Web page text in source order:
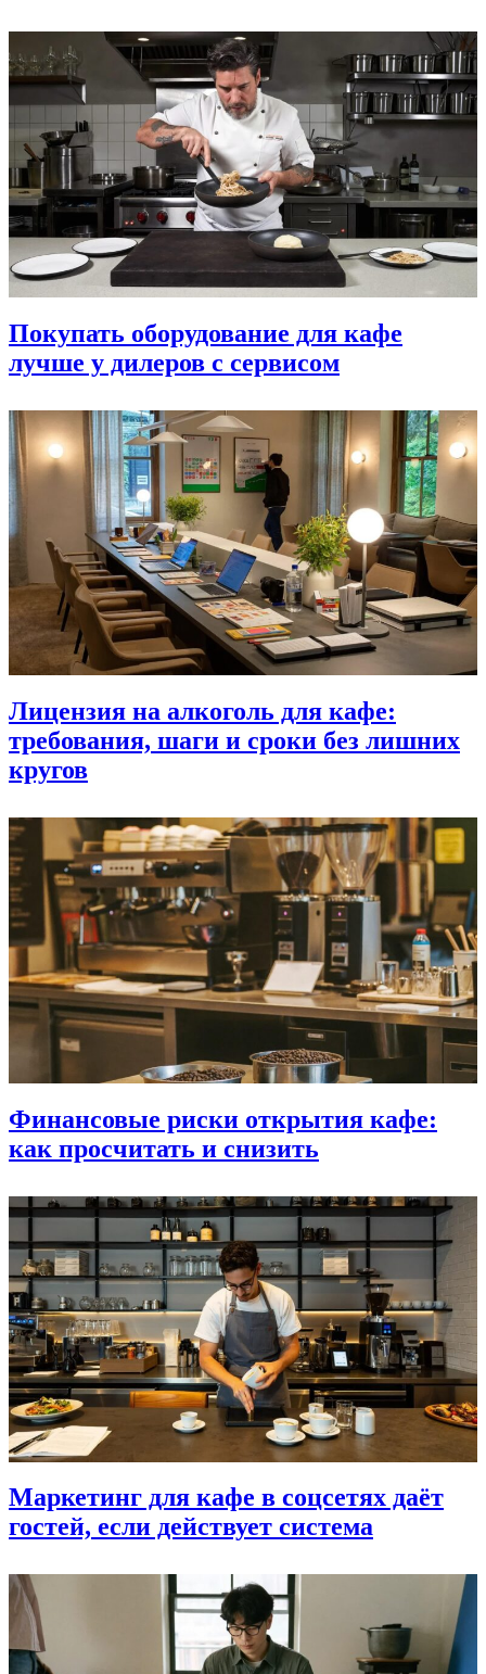
Покупать оборудование для кафе
лучше у дилеров с сервисом
Лицензия на алкоголь для кафе:
требования, шаги и сроки без лишних
кругов
Финансовые риски открытия кафе:
как просчитать и снизить
Маркетинг для кафе в соцсетях даёт
гостей, если действует система